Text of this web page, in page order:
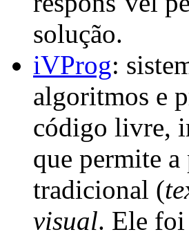
solução.
iVProg:
algoritmos e
código livre,
que permite
tradicional (
visual. Ele foi